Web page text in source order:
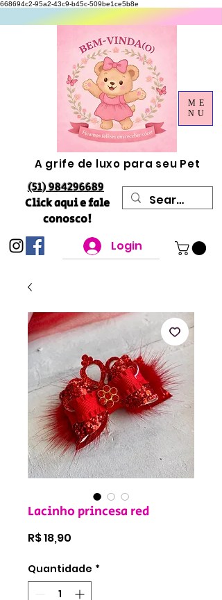
668694c2-95a2-43c9-b45c-509be1ce5b8e
A grife de luxo para seu Pet
(51) 984296689
Click aqui e fale
conosco!
Login
ME
NU
Lacinho princesa red
R$ 18,90
Quantidade *